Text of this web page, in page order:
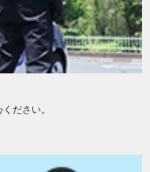
ださい。